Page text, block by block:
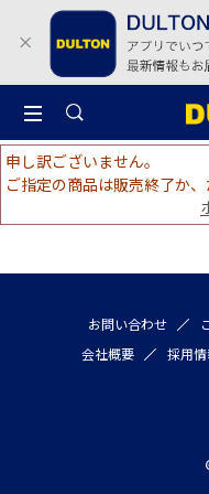
申し訳ございません。
ご指定の商品は販売終了か
お問い合わせ
会社概要
採用